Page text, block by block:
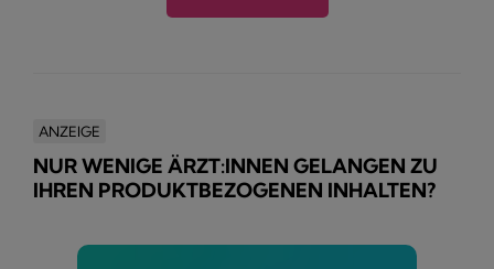
ANZEIGE
NUR WENIGE ÄRZT:INNEN GELANGEN ZU
IHREN PRODUKTBEZOGENEN INHALTEN?